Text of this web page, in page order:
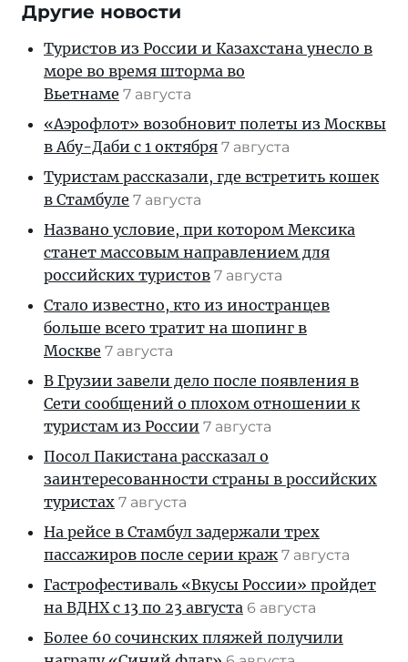
Другие новости
Туристов из России и Казахстана унесло в
море во время шторма во
Вьетнаме 7 августа
«Аэрофлот» возобновит полеты из Москвы
в Абу-Даби с 1 октября 7 августа
Туристам рассказали, где встретить кошек
в Стамбуле 7 августа
Названо условие, при котором Мексика
станет массовым направлением для
российских туристов 7 августа
Стало известно, кто из иностранцев
больше всего тратит на шопинг в
Москве 7 августа
В Грузии завели дело после появления в
Сети сообщений о плохом отношении к
туристам из России 7 августа
Посол Пакистана рассказал о
заинтересованности страны в российских
туристах 7 августа
На рейсе в Стамбул задержали трех
пассажиров после серии краж 7 августа
Гастрофестиваль «Вкусы России» пройдет
на ВДНХ с 13 по 23 августа 6 августа
Более 60 сочинских пляжей получили